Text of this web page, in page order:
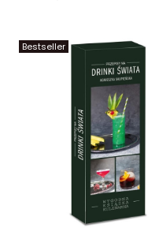
Bestseller